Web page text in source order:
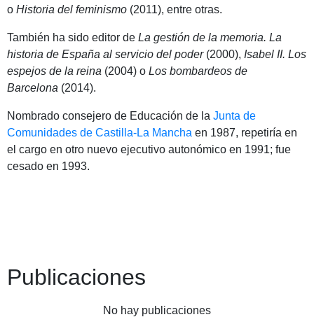
o Historia del feminismo (2011), ​ entre otras.
También ha sido editor de La gestión de la memoria. La
historia de España al servicio del poder(2000), Isabel II. Los
espejos de la reina (2004) ​ o Los bombardeos de
Barcelona (2014).
Nombrado consejero de Educación de la Junta de
Comunidades de Castilla-La Mancha en 1987, repetiría en
el cargo en otro nuevo ejecutivo autonómico en 1991; fue
cesado en 1993.
Publicaciones
No hay publicaciones